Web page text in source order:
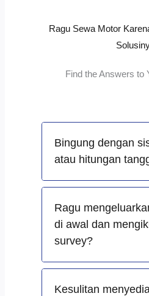
Ragu Sewa Motor
Find the Answers to
Bingung dengan
atau hitungan
Ragu
di awal dan
survey?
Kesulitan